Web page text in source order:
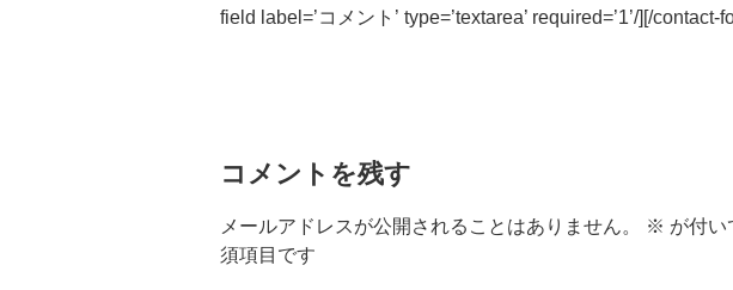
field label=’コメント’ type=’textarea’ required=’1’/][/contact-
コメントを残す
メールアドレスが公開されることはありません。 ※ が付い
須項目です